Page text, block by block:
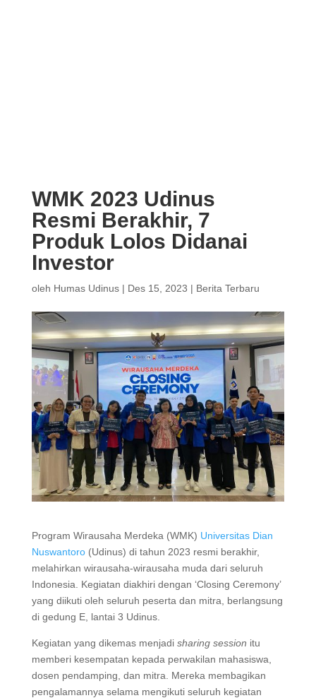
WMK 2023 Udinus
Resmi Berakhir, 7
Produk Lolos Didanai
Investor
oleh Humas Udinus| Des 15, 2023 | Berita Terbaru
Program Wirausaha Merdeka (WMK) Universitas Dian
Nuswantoro(Udinus) di tahun 2023 resmi berakhir,
melahirkan wirausaha-wirausaha muda dari seluruh
Indonesia. Kegiatan diakhiri dengan ‘Closing Ceremony’
yang diikuti oleh seluruh peserta dan mitra, berlangsung
di gedung E, lantai 3 Udinus.
Kegiatan yang dikemas menjadi sharing session itu
memberi kesempatan kepada perwakilan mahasiswa,
dosen pendamping, dan mitra. Mereka membagikan
pengalamannya selama mengikuti seluruh kegiatan